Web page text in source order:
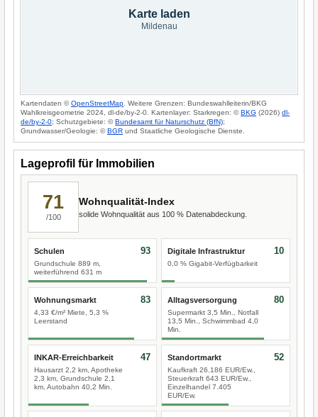
Karte laden
Mildenau
Kartendaten ©OpenStreetMap . Weitere Grenzen: Bundeswahlleiterin/BKG
Wahlkreisgeometrie 2024, dl-de/by-2-0. Kartenlayer: Starkregen: ©BKG (2026) dl-
de/by-2-0; Schutzgebiete: ©Bundesamt für Naturschutz (BfN);
Grundwasser/Geologie: ©BGR und Staatliche Geologische Dienste.
Lageprofil für Immobilien
71
/100
Wohnqualität-Index
solide Wohnqualität aus 100 % Datenabdeckung.
Schulen
Grundschule 889 m,
weiterführend 631 m
93 Digitale Infrastruktur
0,0 % Gigabit-Verfügbarkeit
10
Wohnungsmarkt
4,33 €/m² Miete, 5,3 %
Leerstand
83 Alltagsversorgung
Supermarkt 3,5 Min., Notfall
13,5 Min., Schwimmbad 4,0
Min.
80
INKAR-Erreichbarkeit
Hausarzt 2,2 km, Apotheke
2,3 km, Grundschule 2,1
km, Autobahn 40,2 Min.
47 Standortmarkt
Kaufkraft 26.186 EUR/Ew.,
Steuerkraft 643 EUR/Ew.,
Einzelhandel 7.405
EUR/Ew.
52